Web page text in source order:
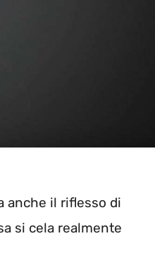
anche il riflesso di
si cela realmente